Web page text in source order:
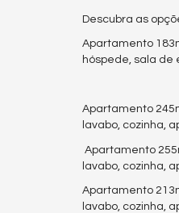
Descubra as
Apartamento
hóspede, sala de
Apartamento
lavabo, cozinha,
Apartamento
lavabo, cozinha,
Apartamento
lavabo, cozinha,